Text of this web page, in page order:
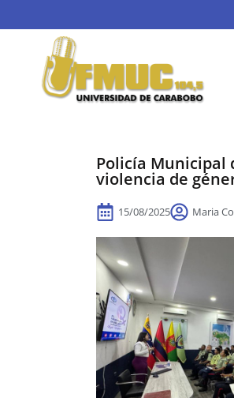
Policía Municipal
violencia de
15/08/2025 Maria